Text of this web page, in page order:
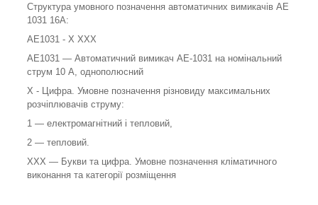
Структура умовного позначення автоматичних вимикачів АЕ
1031 16А:
АЕ1031 - Х ХХХ
АЕ1031 — Автоматичний вимикач АЕ-1031 на номінальний
струм 10 А, однополюсний
Х - Цифра. Умовне позначення різновиду максимальних
розчіплювачів струму:
1 — електромагнітний і тепловий,
2 — тепловий.
XXХ — Букви та цифра. Умовне позначення кліматичного
виконання та категорії розміщення